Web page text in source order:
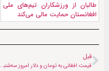
طالبان از ورزشکاران تیم‌های ملی
افغانستان حمایت مالی می‌کند
قبل
قیمت افغانی به تومان و دلار امروز سه‌شنبه (۵ اسفند ۱۴۰۴)